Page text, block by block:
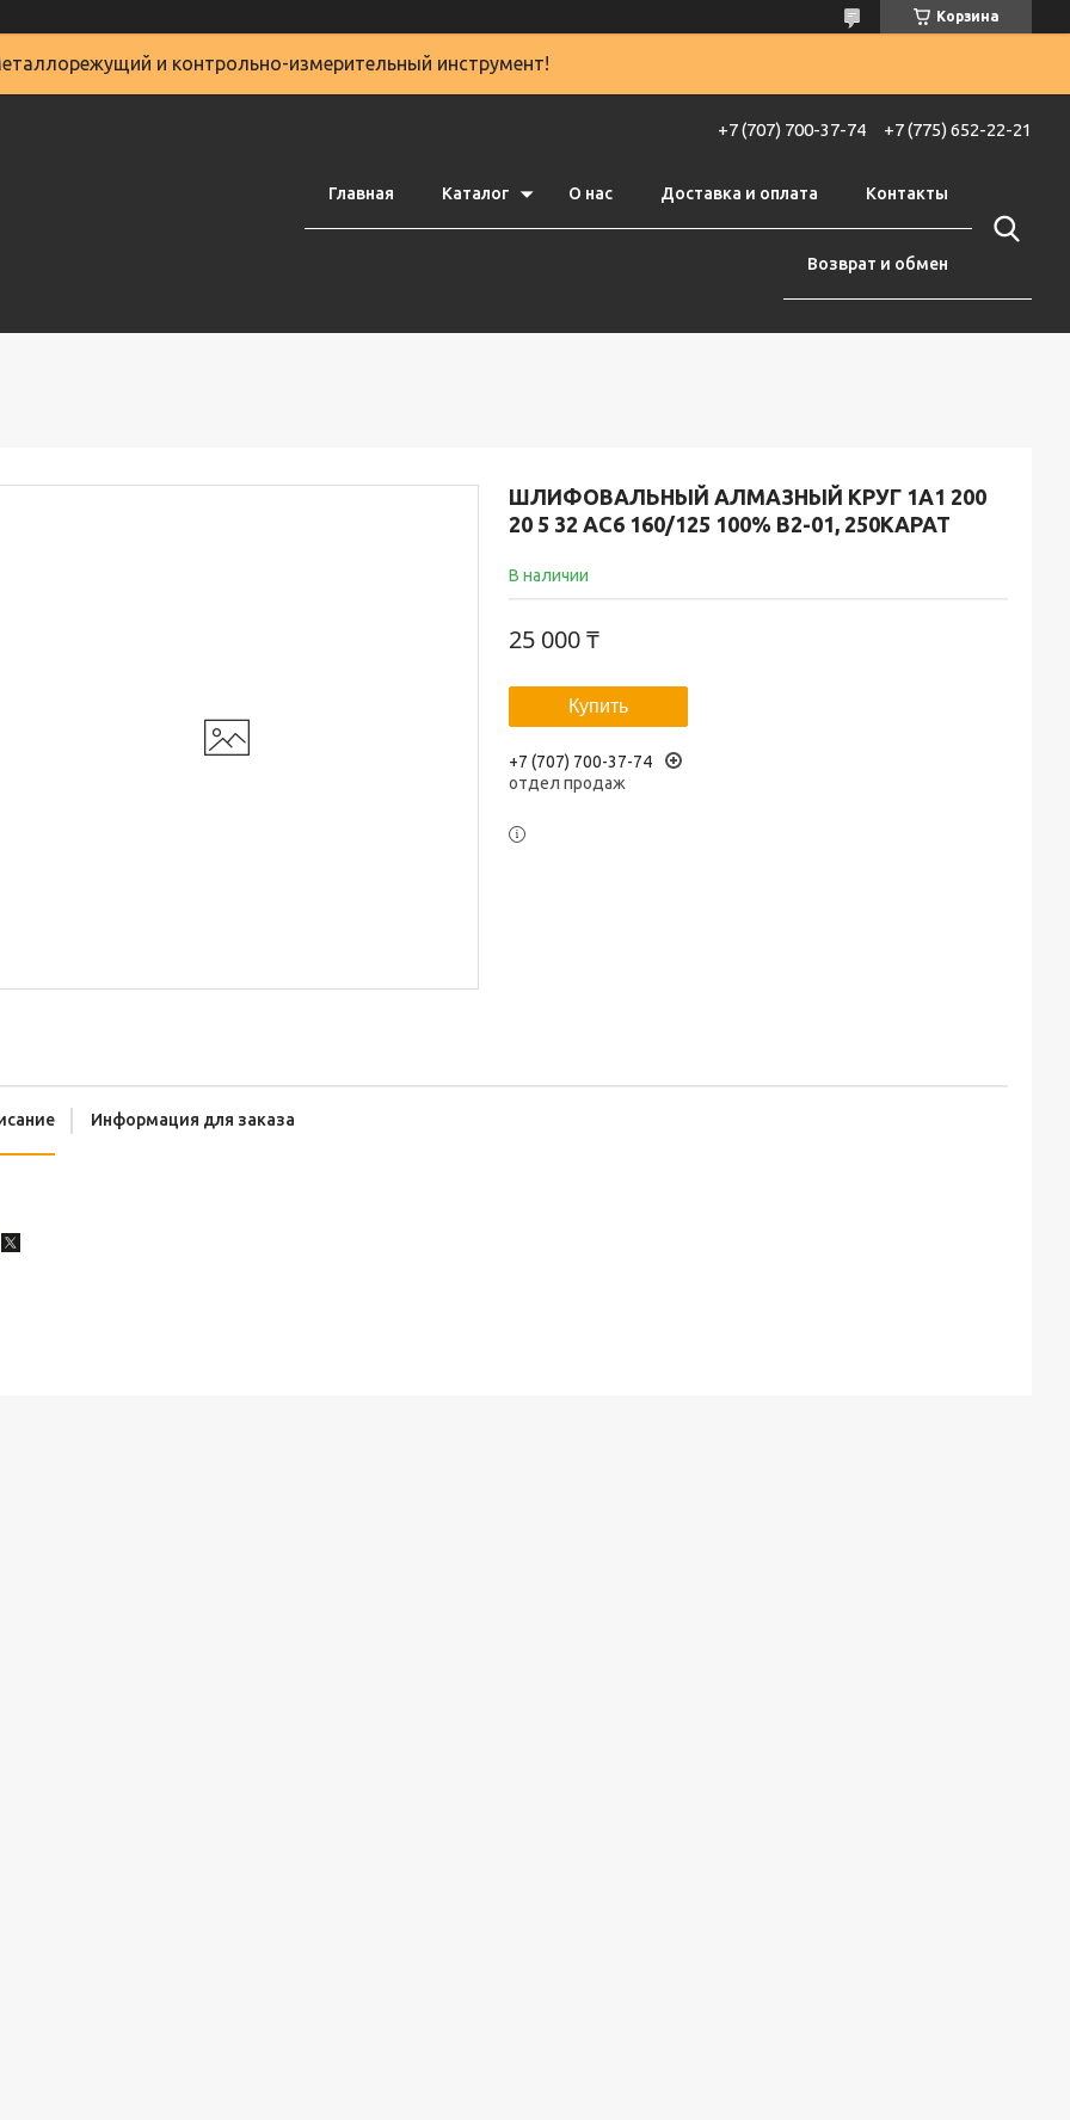
Корзина
и контрольно-измерительный инструмент!
+7 (707) 700-37-74 +7 (775) 652-22-21
Главная Каталог О нас Доставка и оплата Контакты
Возврат и обмен
ШЛИФОВАЛЬНЫЙ АЛМАЗНЫЙ КРУГ 1А1 200
20 5 32 АС6 160/125 100% В2-01, 250КАРАТ
В наличии
25 000 ₸
Купить
+7 (707) 700-37-74
отдел продаж
Информация для заказа